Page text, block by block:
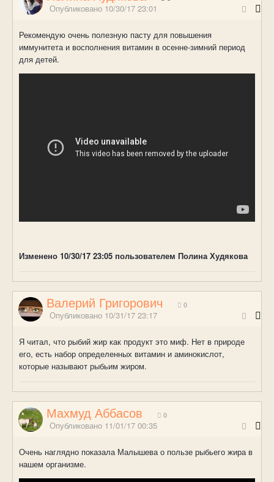
Опубликовано 10/30/17 23:01
Рекомендую очень полезную пасту для повышения
иммунитета и восполнения витамин в осенне-зимний период
для детей.
Изменено 10/30/17 23:05 пользователем Полина Худякова
Валерий Григорович 0
Опубликовано 10/31/17 23:17
Я читал, что рыбий жир как продукт это миф. Нет в природе
его, есть набор определенных витамин и аминокислот,
которые называют рыбьим жиром.
Махмуд Аббасов 0
Опубликовано 11/01/17 00:35
Очень наглядно показала Малышева о пользе рыбьего жира в
нашем организме.